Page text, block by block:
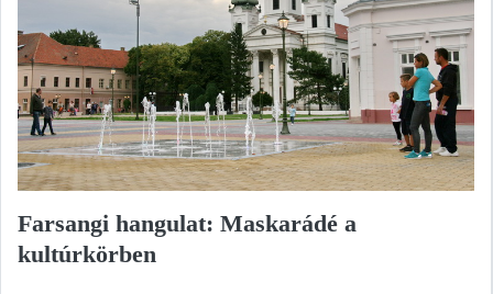
Farsangi hangulat: Maskarádé a
kultúrkörben